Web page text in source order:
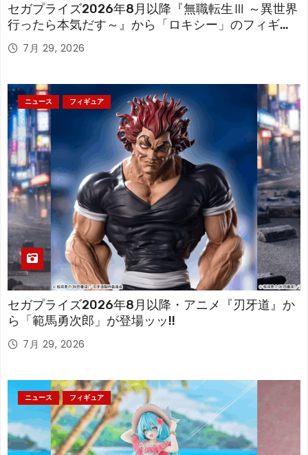
セガプライズ2026年8月以降『無職転生Ⅲ ～異世界
行ったら本気だす～』から「ロキシー」のフィギュ
アが登場！
7月 29, 2026
ニュース フィギュア
セガプライズ2026年8月以降・アニメ『刃牙道』か
ら「範馬勇次郎」が登場ッッ!!
7月 29, 2026
ニュース フィギュア